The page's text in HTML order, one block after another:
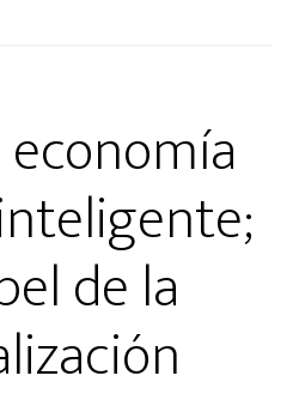
de la